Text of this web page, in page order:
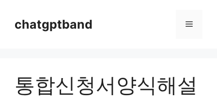
chatgptband 메
통합신청서양식해설